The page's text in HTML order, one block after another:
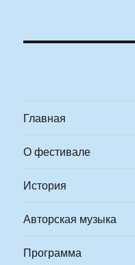
Главная
О фестивале
История
Авторская музыка
Программа